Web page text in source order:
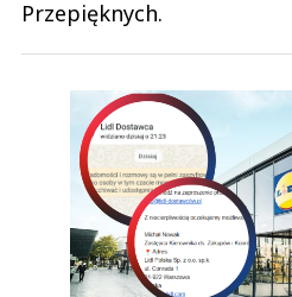
Przepięknych.